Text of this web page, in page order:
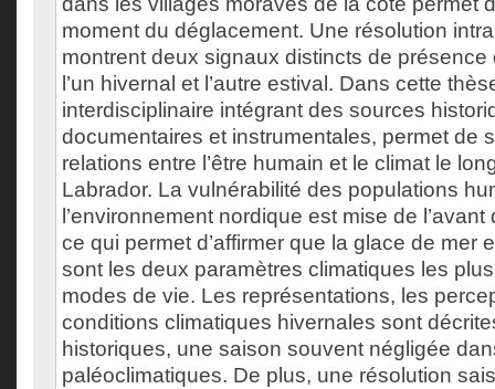
moment du déglacement. Une résolution
montrent deux signaux distincts de présence
l’un hivernal et l’autre estival. Dans cette
interdisciplinaire intégrant des sources
documentaires et instrumentales, permet de
relations entre l’être humain et le climat le
Labrador. La vulnérabilité des populations
l’environnement nordique est mise de
ce qui permet d’affirmer que la glace de mer
sont les deux paramètres climatiques les
modes de vie. Les représentations, les
conditions climatiques hivernales sont
historiques, une saison souvent négligée
paléoclimatiques. De plus, une résolution